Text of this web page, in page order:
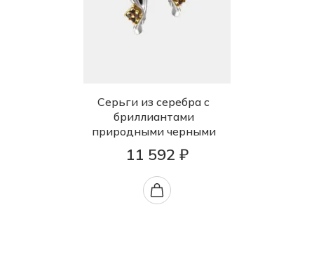
Серьги из серебра с
бриллиантами
природными черными
11 592 ₽